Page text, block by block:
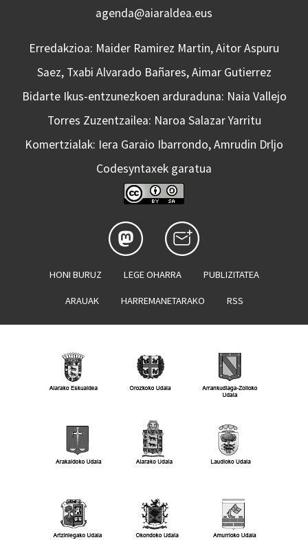
agenda@aiaraldea.eus
Erredakzioa: Maider Ramirez Martin, Aitor Aspuru
Saez, Txabi Alvarado Bañares, Aimar Gutierrez
Bidarte Ikus-entzunezkoen arduraduna: Naia Vallejo
Torres Zuzentzailea: Naroa Salazar Yarritu
Komertzialak: Iera Garaio Ibarrondo, Amrudin Drljo
Codesyntaxek garatua
HONI BURUZ LEGE OHARRA PUBLIZITATEA
ARAUAK HARREMANETARAKO RSS